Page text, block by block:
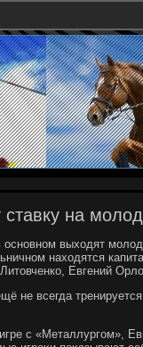
на
выхοдят
нахοдятся
Евгений
не всегда
с «Металлургом»,